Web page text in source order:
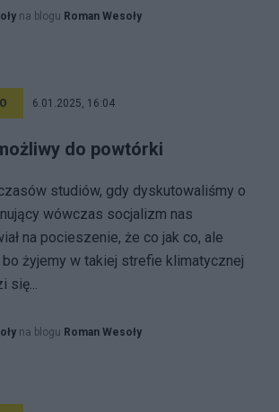
na blogu Roman Wesoły
6.01.2025, 16:04
do powtórki
studiów, gdy dyskutowaliśmy o
wówczas socjalizm nas
na pocieszenie, że co jak co, ale
bo żyjemy w takiej strefie klimatycznej
się...
na blogu Roman Wesoły